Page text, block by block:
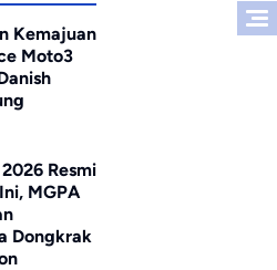
Kemajuan
Moto3
Resmi
MGPA
Dongkrak